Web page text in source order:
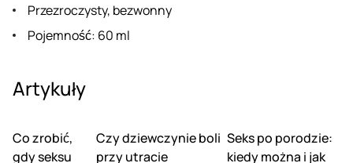
Przezroczysty, bezwonny
Pojemność: 60 ml
Artykuły
Co zrobić,
gdy seksu
Czy dziewczynie boli
przy utracie
Seks po porodzie:
kiedy można i jak